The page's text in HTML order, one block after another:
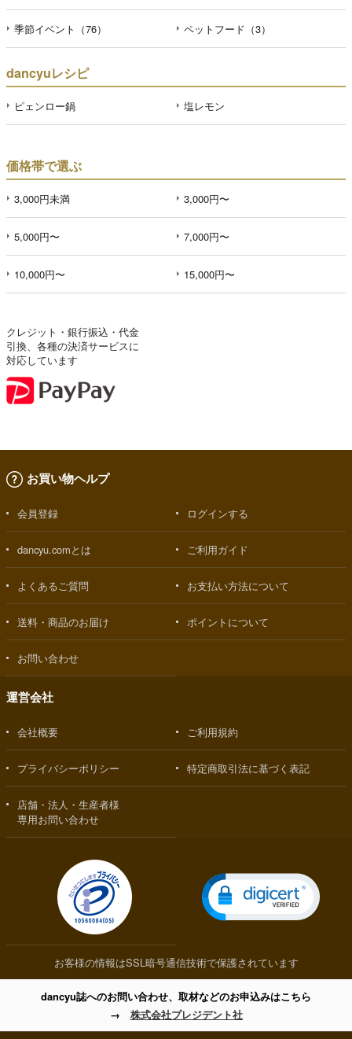
季節イベント（76） ペットフード（3）
dancyuレシピ
ピェンロー鍋 塩レモン
価格帯で選ぶ
3,000円未満 3,000円〜
5,000円〜 7,000円〜
10,000円〜 15,000円〜
クレジット・銀行振込・代金
引換、各種の決済サービスに
対応しています
お買い物ヘルプ
会員登録 ログインする
dancyu.comとは ご利用ガイド
よくあるご質問 お支払い方法について
送料・商品のお届け ポイントについて
お問い合わせ
運営会社
会社概要 ご利用規約
プライバシーポリシー 特定商取引法に基づく表記
店舗・法人・生産者様
専用お問い合わせ
お客様の情報はSSL暗号通信技術で保護されています
dancyu誌へのお問い合わせ、取材などのお申込みはこちら
→ 株式会社プレジデント社